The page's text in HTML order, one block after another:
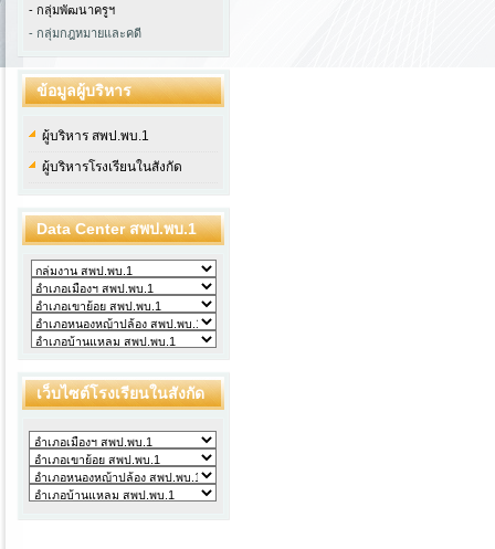
- กลุ่มพัฒนาครูฯ
- กลุ่มกฎหมายและคดี
ข้อมูลผู้บริหาร
ผู้บริหาร สพป.พบ.1
ผู้บริหารโรงเรียนในสังกัด
Data Center สพป.พบ.1
เว็บไซต์โรงเรียนในสังกัด